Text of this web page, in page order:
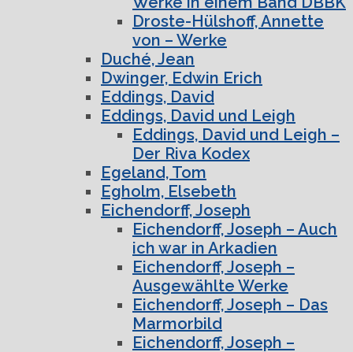
Droste-Hülshoff, Annette
von – Werke
Duché, Jean
Dwinger, Edwin Erich
Eddings, David
Eddings, David und Leigh
Eddings, David und Leigh –
Der Riva Kodex
Egeland, Tom
Egholm, Elsebeth
Eichendorff, Joseph
Eichendorff, Joseph – Auch
ich war in Arkadien
Eichendorff, Joseph –
Ausgewählte Werke
Eichendorff, Joseph – Das
Marmorbild
Eichendorff, Joseph –